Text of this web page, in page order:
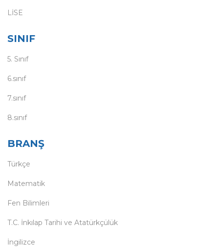
LİSE
SINIF
5. Sınıf
6.sınıf
7.sınıf
8.sınıf
BRANŞ
Türkçe
Matematik
Fen Bilimleri
T.C. İnkılap Tarihi ve Atatürkçülük
İngilizce